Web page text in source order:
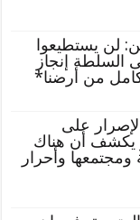
لن يستطيعوا
السلطة إنجاز
من أرضنا*
على
يكشف أن هناك
ومجتمعها وأحرار